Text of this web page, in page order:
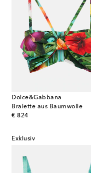
Dolce&Gabbana
Bralette aus Baumwolle
€ 824
original price
Exklusiv